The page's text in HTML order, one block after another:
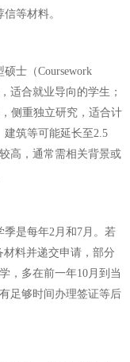
等材料。
士（Coursework
适合就业导向的学生；
侧重独立研究，适合计
筑等可能延长至2.5
高，通常需相关背景或
是每年2月和7月。若
材料并递交申请，部分
，多在前一年10月到当
足够时间办理签证等后